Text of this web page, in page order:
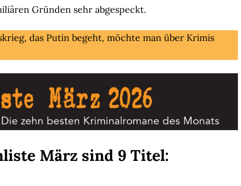
Gründen sehr abgespeckt.
das Putin begeht, möchte man über Krimis
März sind 9 Titel: